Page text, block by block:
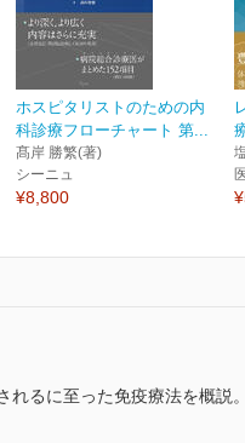
ホスピタリストのための内
科診療フローチャート 第...
髙岸 勝繁(著)
シーニュ
¥8,800
るに至った免疫療法を概